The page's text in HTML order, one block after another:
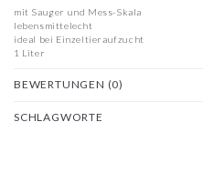
mit Sauger und Mess-Skala
lebensmittelecht
ideal bei Einzeltieraufzucht
1 Liter
BEWERTUNGEN (0)
SCHLAGWORTE